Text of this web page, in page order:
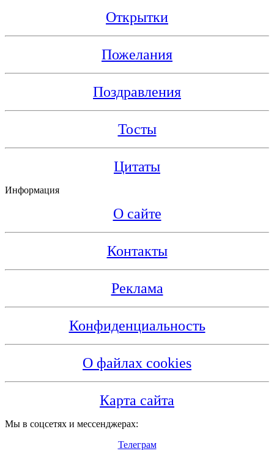
Открытки
Пожелания
Поздравления
Тосты
Цитаты
Информация
О сайте
Контакты
Реклама
Конфиденциальность
О файлах cookies
Карта сайта
Мы в соцсетях и мессенджерах:
Телеграм